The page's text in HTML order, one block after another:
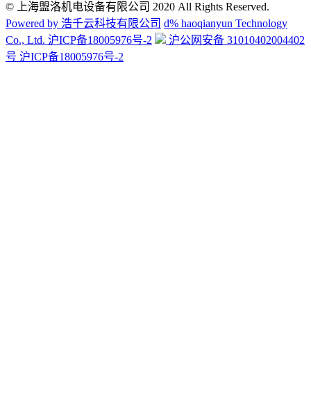
© 上海盟洛机电设备有限公司 2020 All Rights Reserved.
Powered by 浩千云科技有限公司 d% haoqianyun Technology
Co., Ltd. 沪ICP备18005976号-2
沪公网安备 31010402004402
号 沪ICP备18005976号-2